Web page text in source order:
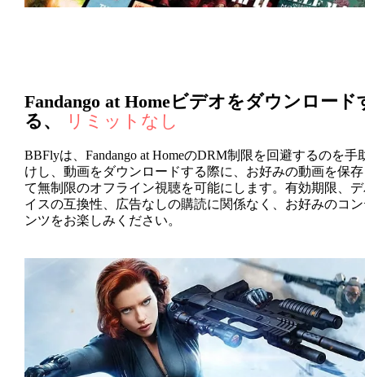
Fandango at Homeビデオをダウンロード
る、
リミットなし
BBFlyは、Fandango at HomeのDRM制限を回避するのを手
けし、動画をダウンロードする際に、お好みの動画を保
て無制限のオフライン視聴を可能にします。有効期限、
イスの互換性、広告なしの購読に関係なく、お好みのコ
ンツをお楽しみください。